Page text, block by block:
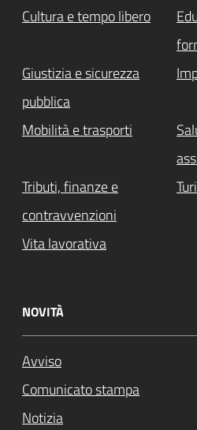
Cultura e tempo libero
Giustizia e sicurezza
pubblica
Mobilità e trasporti
Tributi, finanze e
contravvenzioni
Vita lavorativa
NOVITÀ
Avviso
Comunicato stampa
Notizia